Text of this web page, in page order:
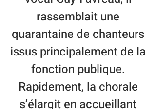
rassemblait une
quarantaine de chanteurs
issus principalement de la
fonction publique.
Rapidement, la chorale
s’élargit en accueillant